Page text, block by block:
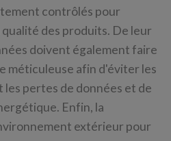
contrôlés pour
des produits. De leur
doivent également faire
méticuleuse afin d'éviter les
pertes de données et de
Enfin, la
extérieur pour